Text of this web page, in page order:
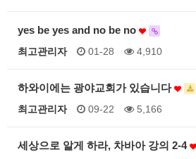
yes be yes and no be no
최고관리자 01-28 4,910
하와이에는 광야교회가 있습니다
최고관리자 09-22 5,166
세상으로 알게 하라, 차바아 강의 2-4